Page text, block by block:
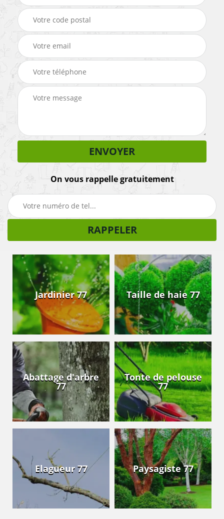
On vous rappelle gratuitement
Jardinier 77 Taille de haie 77
Abattage d'arbre
77
Tonte de pelouse
77
Elagueur 77 Paysagiste 77